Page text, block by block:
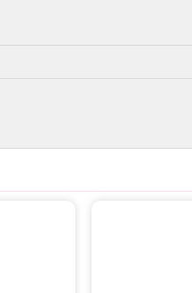
месяц Сфера